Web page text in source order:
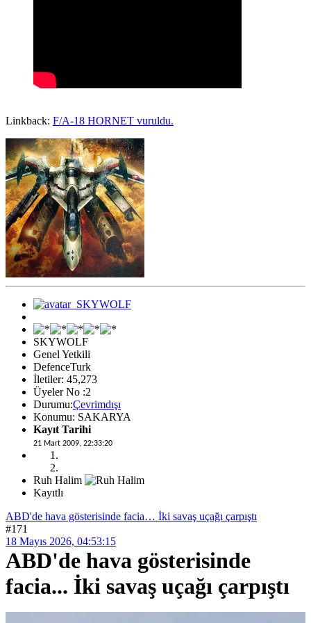
Linkback: F/A-18 HORNET vuruldu.
SKYWOLF
Genel Yetkili
DefenceTurk
İletiler: 45,273
Üyeler No :2
Durumu:Çevrimdışı
Konumu: SAKARYA
Kayıt Tarihi
21 Mart 2009, 22:33:20
Ruh Halim
Kayıtlı
ABD'de hava gösterisinde facia… İki savaş uçağı çarpıştı
#171
18 Mayıs 2026, 04:53:15
ABD'de hava gösterisinde
facia... İki savaş uçağı çarpıştı